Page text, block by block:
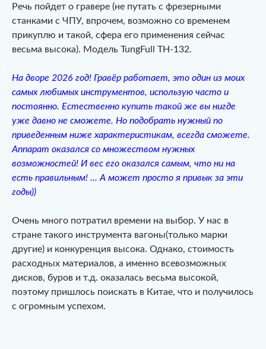
Речь пойдет о гравере (не путать с фрезерными
станками с ЧПУ, впрочем, возможно со временем
прикуплю и такой, сфера его применения сейчас
весьма высока). Модель TungFull TH-132.
На дворе 2026 год! Гравёр работает, это один из моих
самых любимых инструментов, использую часто и
постоянно. Естественно купить такой же вы нигде
уже давно не сможете. Но подобрать нужный по
приведенным ниже характеристикам, всегда сможете.
Аппарат оказался со множеством нужных
возможностей! И вес его оказался самым, что ни на
есть правильным! ... А может просто я привык за эти
годы))
Очень много потратил времени на выбор. У нас в
стране такого инструмента вагоны(только марки
другие) и конкуренция высока. Однако, стоимость
расходных материалов, а именно всевозможных
дисков, буров и т.д. оказалась весьма высокой,
поэтому пришлось поискать в Китае, что и получилось
с огромным успехом.